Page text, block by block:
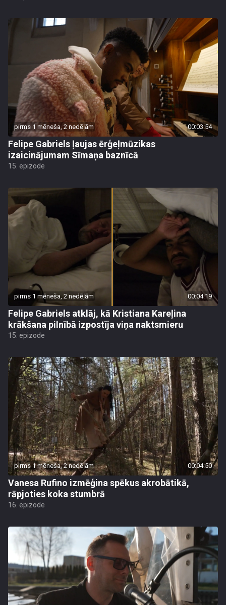
pirms 1 mēneša, 2 nedēļām 00:03:54
Felipe Gabriels ļaujas ērģeļmūzikas
izaicinājumam Sīmaņa baznīcā
15. epizode
pirms 1 mēneša, 2 nedēļām 00:04:19
Felipe Gabriels atklāj, kā Kristiana Kareļina
krākšana pilnībā izpostīja viņa naktsmieru
15. epizode
pirms 1 mēneša, 2 nedēļām 00:04:50
Vanesa Rufino izmēģina spēkus akrobātikā,
rāpjoties koka stumbrā
16. epizode